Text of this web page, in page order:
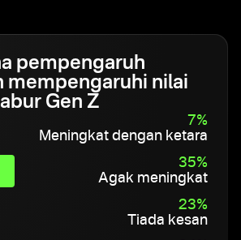
pempengaruh
mempengaruhi nilai
Gen Z
7%
Meningkat dengan ketara
35%
Agak meningkat
23%
Tiada kesan